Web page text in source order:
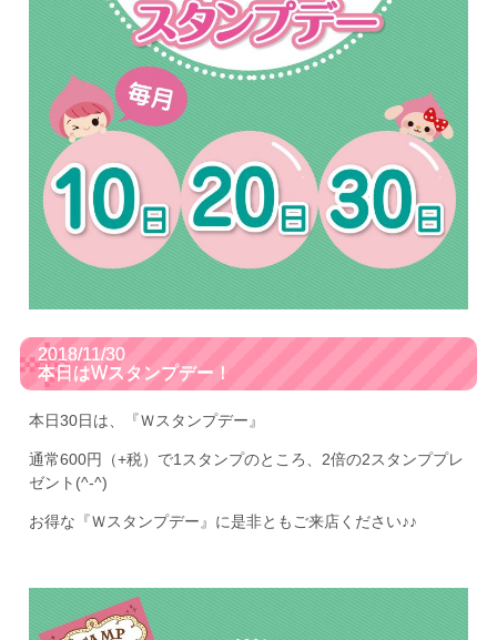
2018/11/30
本日はWスタンプデー！
本日30日は、『Ｗスタンプデー』
通常600円（+税）で1スタンプのところ、2倍の2スタンププレ
ゼント(^-^)
お得な『Ｗスタンプデー』に是非ともご来店ください♪♪